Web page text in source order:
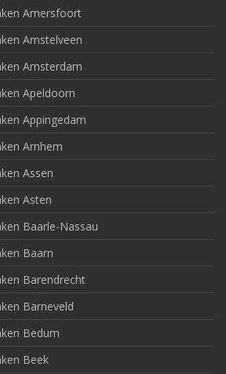
Amersfoort
Amstelveen
Amsterdam
Apeldoorn
Appingedam
Arnhem
Assen
Asten
Baarle-Nassau
Baarn
Barendrecht
Barneveld
Bedum
Beek